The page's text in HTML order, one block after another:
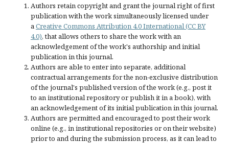
Authors retain copyright and grant the journal right of first
publication with the work simultaneously licensed under
aCreative Commons Attribution 4.0 International (CC BY
4.0), that allows others to share the work with an
acknowledgement of the work's authorship and initial
publication in this journal.
Authors are able to enter into separate, additional
contractual arrangements for the non-exclusive distribution
of the journal's published version of the work (e.g., post it
to an institutional repository or publish it in a book), with
an acknowledgement of its initial publication in this journal.
Authors are permitted and encouraged to post their work
online (e.g., in institutional repositories or on their website)
prior to and during the submission process, as it can lead to